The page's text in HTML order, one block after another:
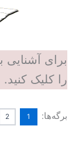
برای آشنایی
را کلیک کنید.
برگه‌ها: 1
2